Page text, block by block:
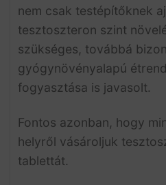
nem csak testépítőknek
tesztoszteron szint
szükséges, továbbá
gyógynövényalapú
fogyasztása is javasolt.
Fontos azonban, hogy
helyről vásároljuk
tablettát.